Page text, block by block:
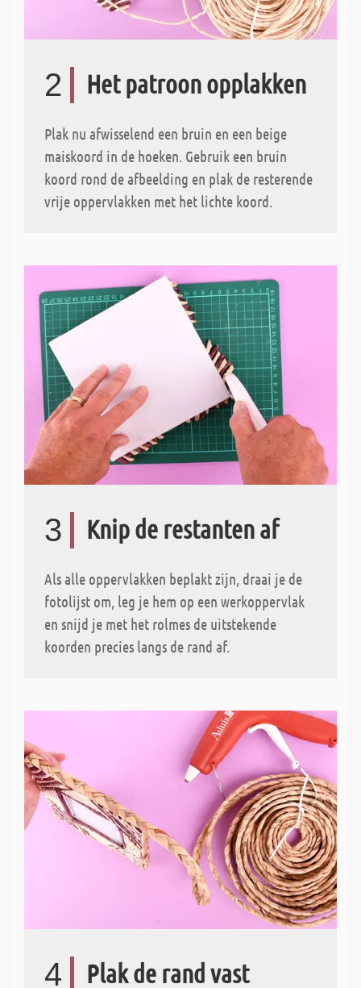
2 Het patroon opplakken
Plak nu afwisselend een bruin en een beige
maiskoord in de hoeken. Gebruik een bruin
koord rond de afbeelding en plak de resterende
vrije oppervlakken met het lichte koord.
3 Knip de restanten af
Als alle oppervlakken beplakt zijn, draai je de
fotolijst om, leg je hem op een werkoppervlak
en snijd je met het rolmes de uitstekende
koorden precies langs de rand af.
4 Plak de rand vast